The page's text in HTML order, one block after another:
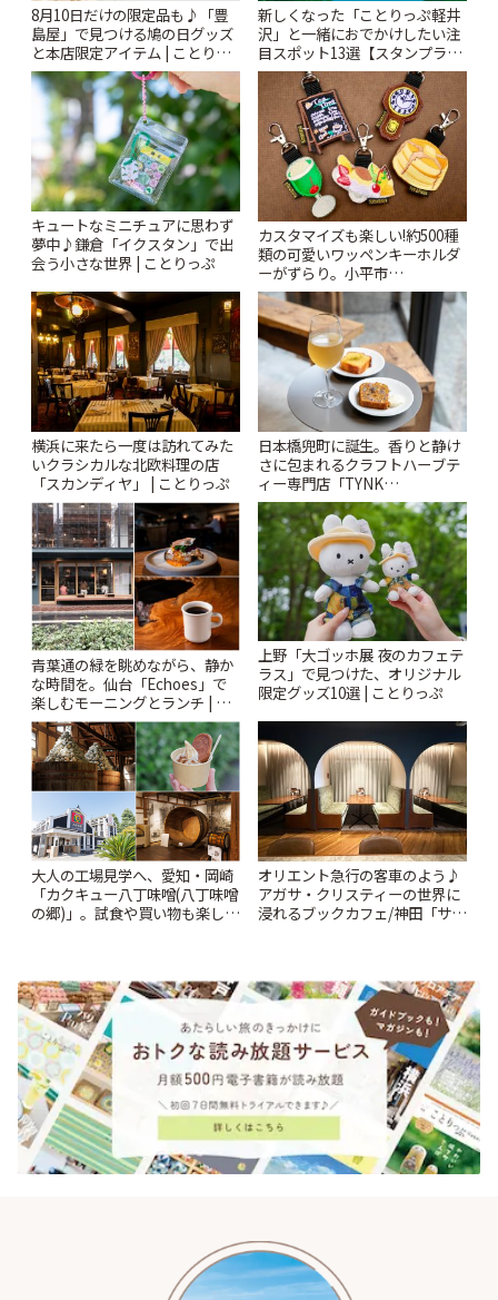
8月10日だけの限定品も♪「豊
島屋」で見つける鳩の日グッズ
と本店限定アイテム | ことりっ
ぷ
新しくなった「ことりっぷ軽井
沢」と一緒におでかけしたい注
目スポット13選【スタンプラリ
ー開催中】 | ことりっぷ
キュートなミニチュアに思わず
夢中♪鎌倉「イクスタン」で出
会う小さな世界 | ことりっぷ
カスタマイズも楽しい!約500種
類の可愛いワッペンキーホルダ
ーがずらり。小平市
「Kimamaya T&K」 | ことりっ
ぷ
横浜に来たら一度は訪れてみた
いクラシカルな北欧料理の店
「スカンディヤ」 | ことりっぷ
日本橋兜町に誕生。香りと静け
さに包まれるクラフトハーブテ
ィー専門店「TYNK
Kabutocho」 | ことりっぷ
青葉通の緑を眺めながら、静か
な時間を。仙台「Echoes」で
楽しむモーニングとランチ | こ
とりっぷ
上野「大ゴッホ展 夜のカフェテ
ラス」で見つけた、オリジナル
限定グッズ10選 | ことりっぷ
大人の工場見学へ、愛知・岡崎
「カクキュー八丁味噌(八丁味噌
の郷)」。試食や買い物も楽しみ
オリエント急行の客車のよう♪
アガサ・クリスティーの世界に
浸れるブックカフェ/神田「サロ